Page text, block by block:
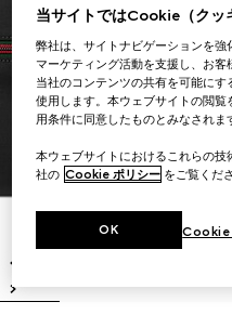
当サイトではCookie（クッ
弊社は、サイトナビゲーションを
マーケティング活動を支援し、お
当社のコンテンツの共有を可能に
使用します。本ウェブサイトの閲
用条件に同意したものとみなされま
本ウェブサイトにおけるこれらの
社の Cookie ポリシー をご覧くだ
Cookie
OK